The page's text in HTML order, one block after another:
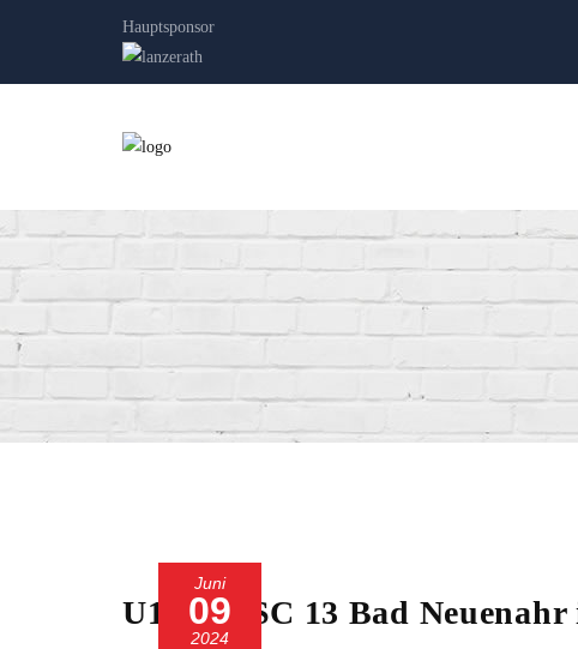
Hauptsponsor
Juni
09
2024
U13 des SC 13 Bad